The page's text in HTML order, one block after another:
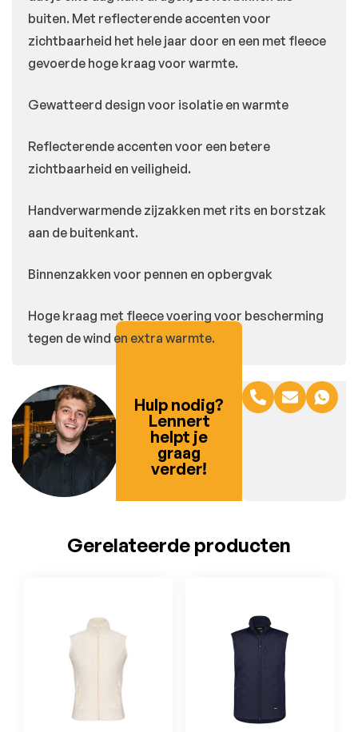
buiten. Met reflecterende accenten voor
zichtbaarheid het hele jaar door en een met fleece
gevoerde hoge kraag voor warmte.
Gewatteerd design voor isolatie en warmte
Reflecterende accenten voor een betere
zichtbaarheid en veiligheid.
Handverwarmende zijzakken met rits en borstzak
aan de buitenkant.
Binnenzakken voor pennen en opbergvak
Hoge kraag met fleece voering voor bescherming
tegen de wind en extra warmte.
Hulp nodig?
Lennert
helpt je
graag
verder!
Gerelateerde producten